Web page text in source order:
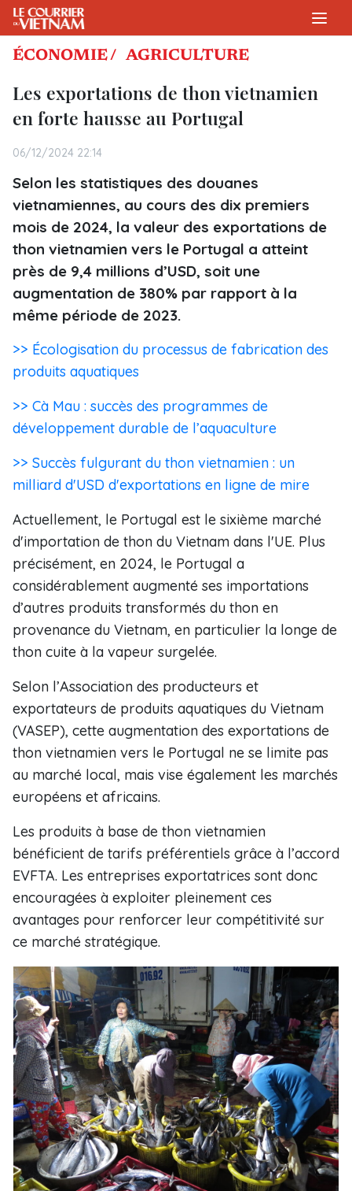
ÉCONOMIE / AGRICULTURE
Les exportations de thon vietnamien
en forte hausse au Portugal
06/12/2024 22:14
Selon les statistiques des douanes
vietnamiennes, au cours des dix premiers
mois de 2024, la valeur des exportations de
thon vietnamien vers le Portugal a atteint
près de 9,4 millions d’USD, soit une
augmentation de 380% par rapport à la
même période de 2023.
>> Écologisation du processus de fabrication des
produits aquatiques
>> Cà Mau : succès des programmes de
développement durable de l’aquaculture
>> Succès fulgurant du thon vietnamien : un
milliard d'USD d'exportations en ligne de mire
Actuellement, le Portugal est le sixième marché
d'importation de thon du Vietnam dans l'UE. Plus
précisément, en 2024, le Portugal a
considérablement augmenté ses importations
d’autres produits transformés du thon en
provenance du Vietnam, en particulier la longe de
thon cuite à la vapeur surgelée.
Selon l’Association des producteurs et
exportateurs de produits aquatiques du Vietnam
(VASEP), cette augmentation des exportations de
thon vietnamien vers le Portugal ne se limite pas
au marché local, mais vise également les marchés
européens et africains.
Les produits à base de thon vietnamien
bénéficient de tarifs préférentiels grâce à l’accord
EVFTA. Les entreprises exportatrices sont donc
encouragées à exploiter pleinement ces
avantages pour renforcer leur compétitivité sur
ce marché stratégique.